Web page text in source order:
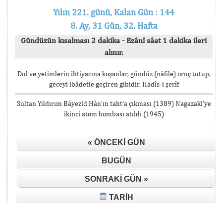
Yılın 221. günü, Kalan Gün : 144
8. Ay, 31 Gün, 32. Hafta
Gündüzün kısalması 2 dakika - Ezânî sâat 1 dakika ileri
alınır.
Dul ve yetimlerin ihtiyacına koşanlar, gündüz (nâfile) oruç tutup,
geceyi ibâdetle geçiren gibidir. Hadîs-i şerîf
Sultan Yıldırım Bâyezid Hân’ın taht’a çıkması (1389) Nagazaki’ye
ikinci atom bombası atıldı (1945)
« ÖNCEKI GÜN
BUGÜN
SONRAKI GÜN »
TARIH